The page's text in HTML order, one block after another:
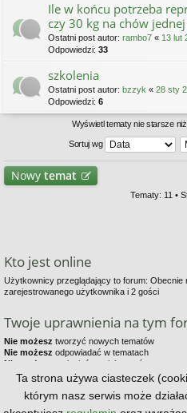
Ile w końcu potrzeba
czy 30 kg na chów
Ostatni post autor: rambo7 « 13 lut
Odpowiedzi: 33
szkolenia
Ostatni post autor: bzzyk « 28 sty
Odpowiedzi: 6
Wyświetl tematy nie starsze
Sortuj wg
Nowy temat
Tematy: 11 •
Kto jest online
Użytkownicy przeglądający to forum: Obecnie
zarejestrowanego użytkownika i 2 gości
Twoje uprawnienia na tym
Nie możesz tworzyć nowych tematów
Nie możesz odpowiadać w tematach
Nie możesz
zmieniać swoich postów
Nie możeszusuwać swoich postów
dodawać załączników
Strona główna Kontakt
Ta strona używa ciasteczek
którym nasz serwis może